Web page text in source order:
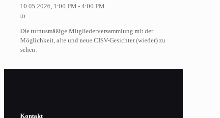
10.05.2026, 1:00 PM - 4:00 PM
m
Die turnusmäßige Mitgliederversammlung mit der
Möglichkeit, alte und neue CISV-Gesichter (wieder) zu
sehen.
Kontakt